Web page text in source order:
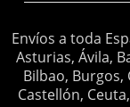
Envíos a toda
Asturias, Ávila,
Bilbao, Burgos,
Castellón,